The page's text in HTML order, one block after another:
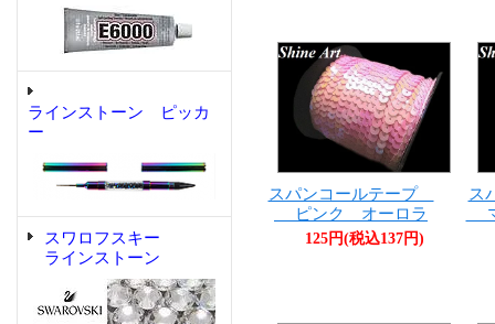
ラインストーン ピッカ
ー
スワロフスキー
ラインストーン
スパンコールテープ
ピンク オーロラ
125円(税込137円)
ス